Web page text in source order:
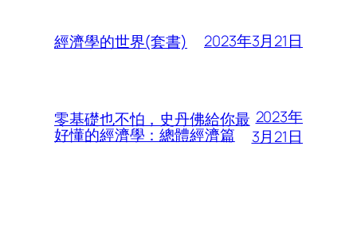
經濟學的世界(套書) 2023年3月21日
零基礎也不怕，史丹佛給你最
好懂的經濟學：總體經濟篇
2023年
3月21日